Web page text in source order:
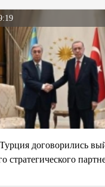
договорились
стратегического